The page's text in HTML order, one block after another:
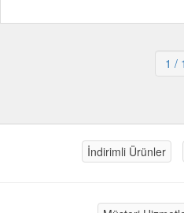
1 / 1
İndirimli Ürünler